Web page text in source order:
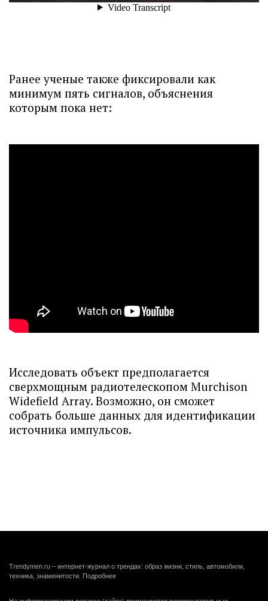
Ранее ученые также фиксировали как
минимум пять сигналов, объяснения
которым пока нет:
Исследовать объект предполагается
сверхмощным радиотелескопом Murchison
Widefield Array. Возможно, он сможет
собрать больше данных для идентификации
источника импульсов.
Trendymen.ru – интернет-журнал о трендах: образ жизни, стиль, автомобили,
техника, знаменитости. Подробнее